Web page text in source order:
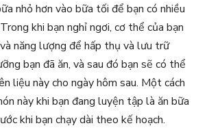
nhỏ hơn vào bữa tối để bạn có nhiều
khi bạn nghỉ ngơi, cơ thể của bạn
năng lượng để hấp thụ và lưu trữ
bạn đã ăn, và sau đó bạn sẽ có thể
liệu này cho ngày hôm sau. Một cách
này khi bạn đang luyện tập là ăn bữa
khi bạn chạy dài theo kế hoạch.